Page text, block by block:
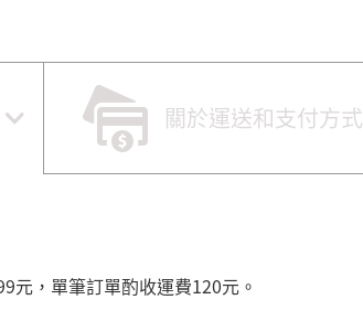
關於運送和支付方式
元，單筆訂單酌收運費120元。